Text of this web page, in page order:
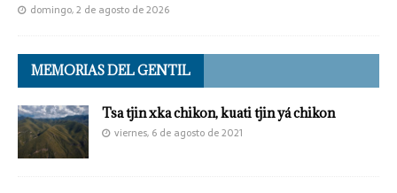
domingo, 2 de agosto de 2026
MEMORIAS DEL GENTIL
Tsa tjin xka chikon, kuati tjin yá chikon
viernes, 6 de agosto de 2021